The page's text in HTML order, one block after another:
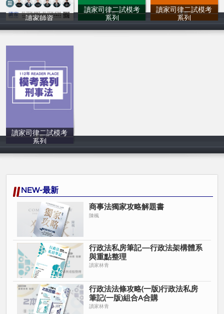
讀家師資
讀家補習班
讀家司律二試模考
系列
讀家補習班
讀家司律二試模考
系列
讀家補習班
讀家司律二試模考
系列
讀家補習班
NEW-最新
商事法獨家攻略解題書
陳楓
行政法私房筆記—行政法架構體系
與重點整理
讀家林青
行政法法條攻略(一版)行政法私房
筆記(一版)組合A合購
讀家林青